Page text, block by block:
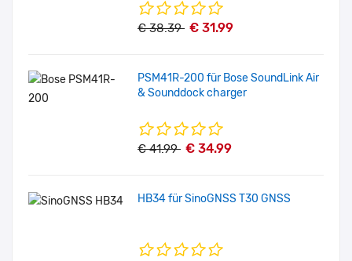
€ 38.39 € 31.99
PSM41R-200 für Bose SoundLink Air
& Sounddock charger
€ 41.99 € 34.99
HB34 für SinoGNSS T30 GNSS